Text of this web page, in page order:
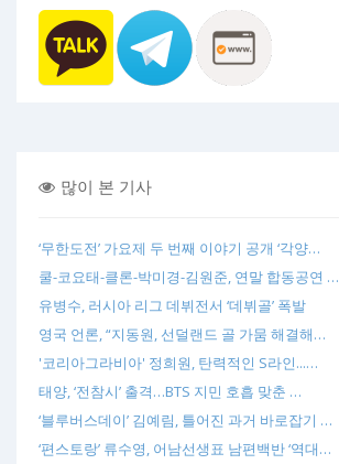
많이 본 기사
‘무한도전’ 가요제 두 번째 이야기 공개 ‘각양…
쿨-코요태-클론-박미경-김원준, 연말 합동공연 …
유병수, 러시아 리그 데뷔전서 ‘데뷔골’ 폭발
영국 언론, “지동원, 선덜랜드 골 가뭄 해결해…
'코리아그라비아' 정희원, 탄력적인 S라인...…
태양, ‘전참시’ 출격…BTS 지민 호흡 맞춘 …
‘블루버스데이’ 김예림, 틀어진 과거 바로잡기 …
‘편스토랑’ 류수영, 어남선생표 남편백반 ‘역대…